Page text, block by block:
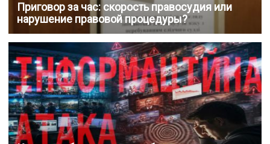
Приговор за час: скорость правосудия или
нарушение правовой процедуры?